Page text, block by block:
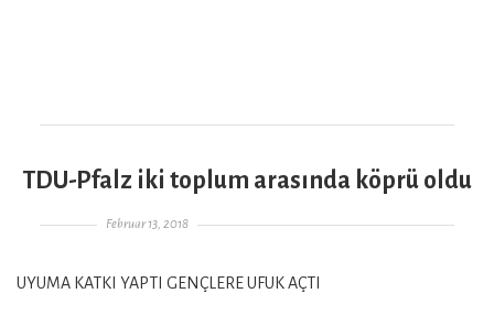
TDU-Pfalz iki toplum arasında köprü oldu
Gepostet am
Februar 13, 2018
UYUMA KATKI YAPTI GENÇLERE UFUK AÇTI